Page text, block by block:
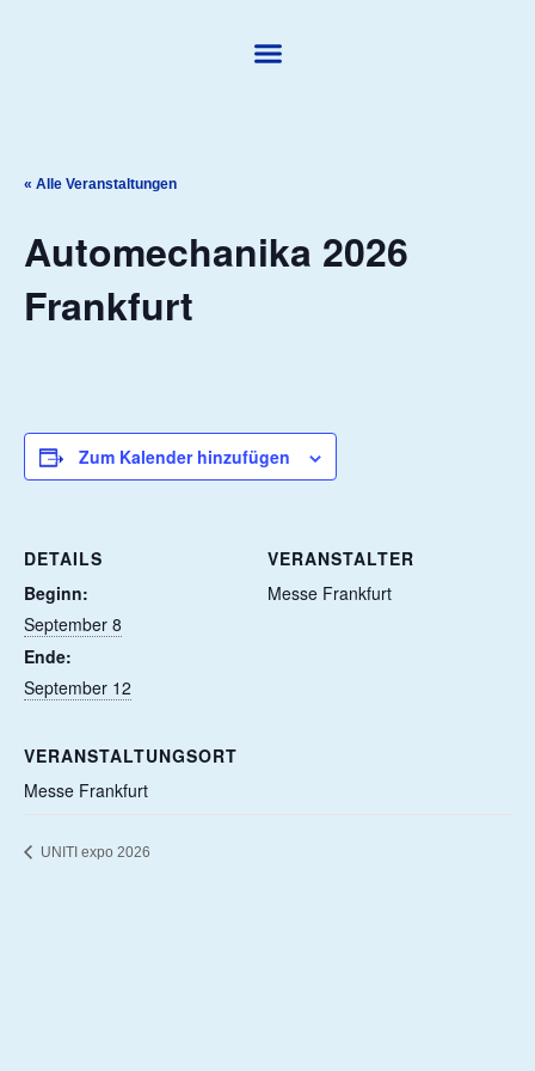
« Alle Veranstaltungen
Automechanika 2026
Frankfurt
Zum Kalender hinzufügen
DETAILS
Beginn:
September 8
Ende:
September 12
VERANSTALTER
Messe Frankfurt
VERANSTALTUNGSORT
Messe Frankfurt
UNITI expo 2026